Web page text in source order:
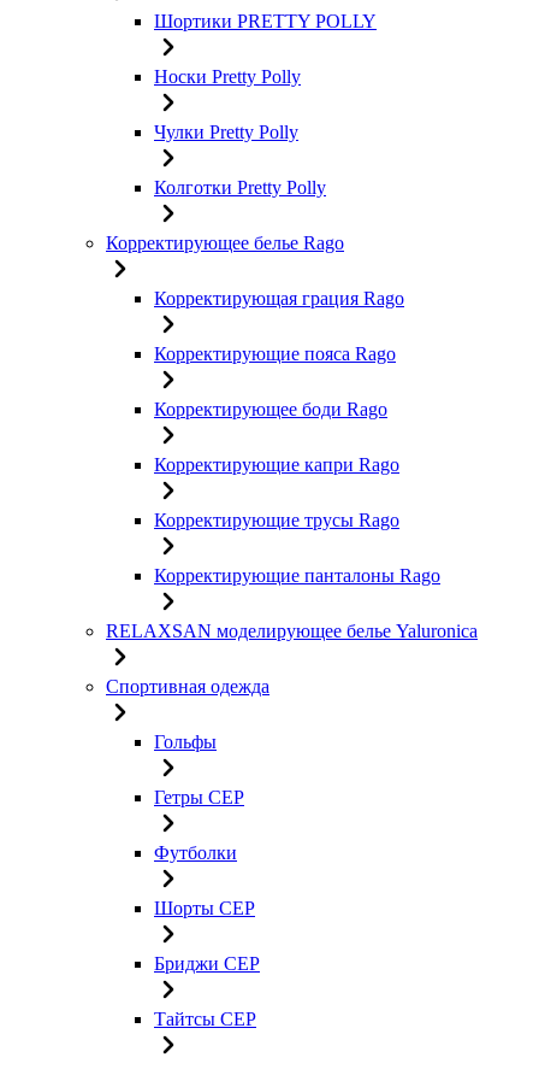
Шортики PRETTY POLLY
Носки Pretty Polly
Чулки Pretty Polly
Колготки Pretty Polly
Корректирующее белье Rago
Корректирующая грация Rago
Корректирующие пояса Rago
Корректирующее боди Rago
Корректирующие капри Rago
Корректирующие трусы Rago
Корректирующие панталоны Rago
RELAXSAN моделирующее белье Yaluroniсa
Спортивная одежда
Гольфы
Гетры CEP
Футболки
Шорты CEP
Бриджи CEP
Тайтсы CEP